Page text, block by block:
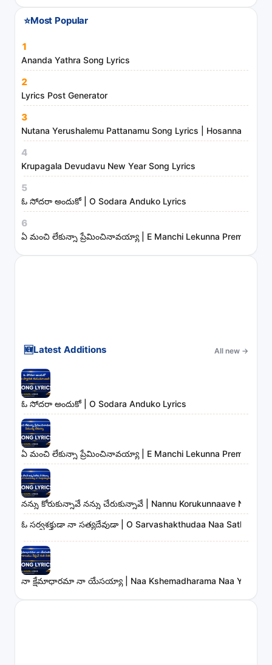
⭐Most Popular
1
Ananda Yathra Song Lyrics
2
Lyrics Post Generator
3
Nutana Yerushalemu Pattanamu Song Lyrics | Hosanna
4
Krupagala Devudavu New Year Song Lyrics
5
ఓ సోదరా అందుకో | O Sodara Anduko Lyrics
6
ఏ మంచి లేకున్నా ప్రేమించినావయ్యా | E Manchi Lekunna
🆕Latest Additions All new →
ఓ సోదరా అందుకో | O Sodara Anduko Lyrics
ఏ మంచి లేకున్నా ప్రేమించినావయ్యా | E Manchi Lekunna
నన్ను కోరుకున్నావే నన్ను చేరుకున్నావే | Nannu Korukunnaave Nannu
ఓ సర్వశక్తుడా నా సత్యదేవుడా | O Sarvashakthudaa Naa
నా క్షేమాధారమా నా యేసయ్యా | Naa Kshemadharama Naa Yesayya